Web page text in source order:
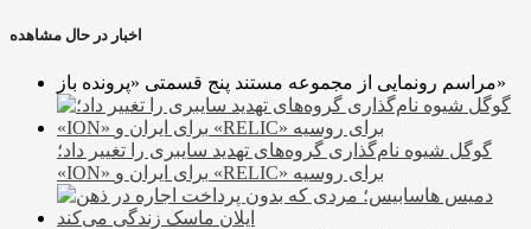
اخبار در حال مشاهده
مراسم رونمایی از مجموعه مستند پنج قسمتی «پرونده باز»
گوگل شیوه نام‌گذاری گروه‌های تهدید سایبری را تغییر داد؛
«ION» برای ایران و «RELIC» برای روسیه